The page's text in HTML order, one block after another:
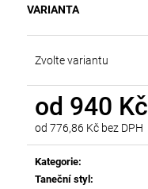
VARIANTA
Zvolte variantu
od 940 Kč
od 776,86 Kč bez DPH
Měrná
cena:
Kategorie:
Taneční styl: